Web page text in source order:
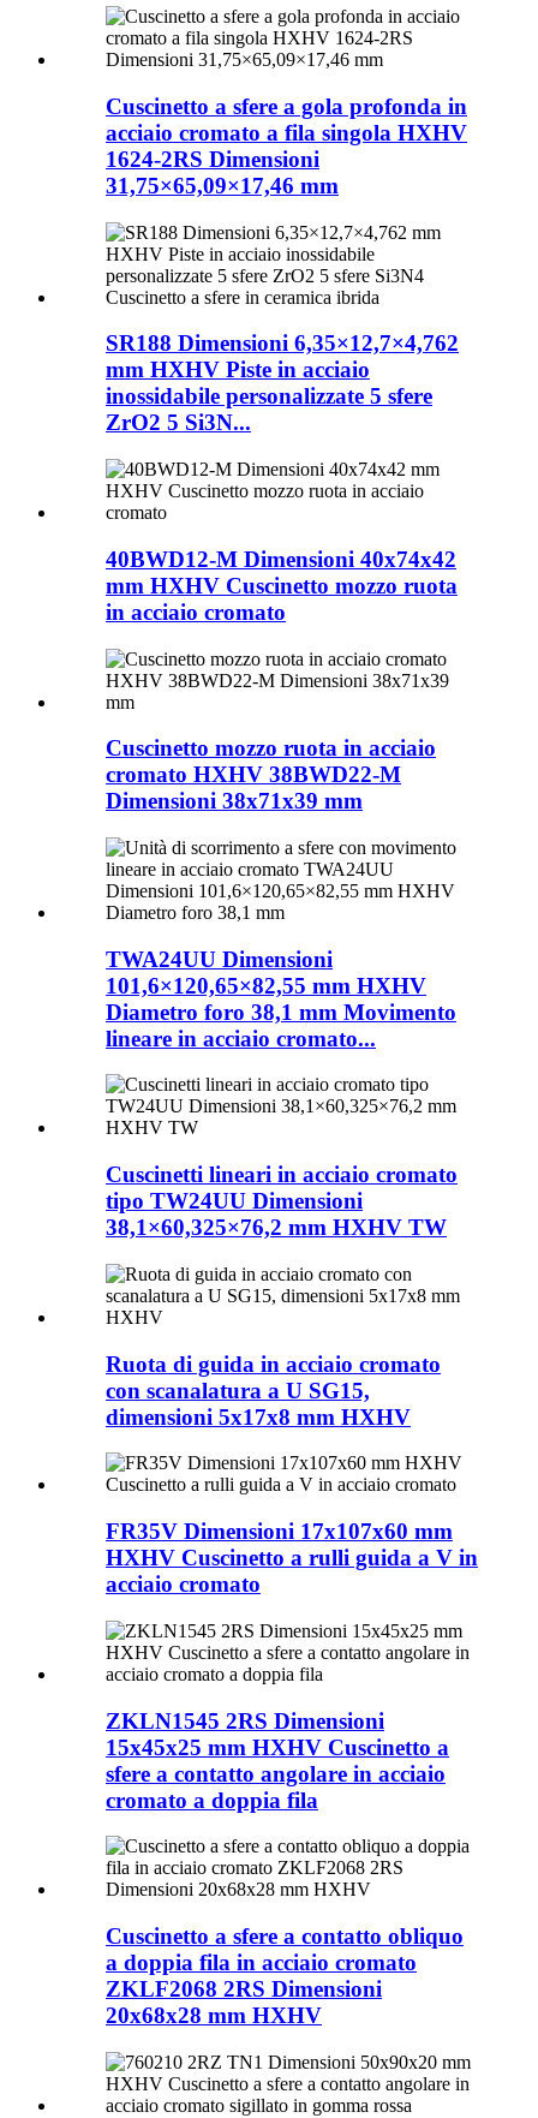
Cuscinetto a sfere a gola profonda in
acciaio cromato a fila singola HXHV
1624-2RS Dimensioni
31,75×65,09×17,46 mm
SR188 Dimensioni 6,35×12,7×4,762
mm HXHV Piste in acciaio
inossidabile personalizzate 5 sfere
ZrO2 5 Si3N...
40BWD12-M Dimensioni 40x74x42
mm HXHV Cuscinetto mozzo ruota
in acciaio cromato
Cuscinetto mozzo ruota in acciaio
cromato HXHV 38BWD22-M
Dimensioni 38x71x39 mm
TWA24UU Dimensioni
101,6×120,65×82,55 mm HXHV
Diametro foro 38,1 mm Movimento
lineare in acciaio cromato...
Cuscinetti lineari in acciaio cromato
tipo TW24UU Dimensioni
38,1×60,325×76,2 mm HXHV TW
Ruota di guida in acciaio cromato
con scanalatura a U SG15,
dimensioni 5x17x8 mm HXHV
FR35V Dimensioni 17x107x60 mm
HXHV Cuscinetto a rulli guida a V in
acciaio cromato
ZKLN1545 2RS Dimensioni
15x45x25 mm HXHV Cuscinetto a
sfere a contatto angolare in acciaio
cromato a doppia fila
Cuscinetto a sfere a contatto obliquo
a doppia fila in acciaio cromato
ZKLF2068 2RS Dimensioni
20x68x28 mm HXHV